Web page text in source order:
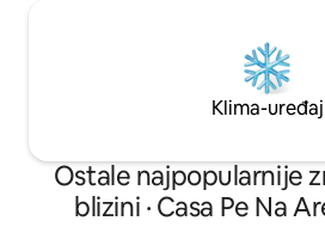
Klima-uređaj
Ostale najpopularnije
blizini · Casa Pe Na